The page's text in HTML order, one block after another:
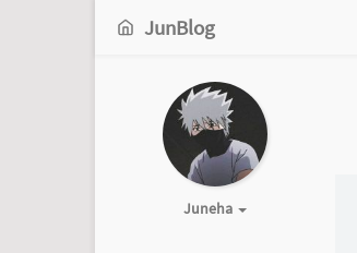
JunBlog
Juneha